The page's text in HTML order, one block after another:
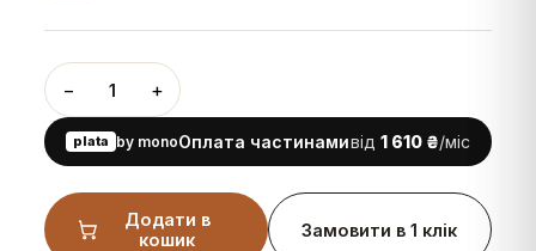
− 1 +
plata by monoОплата частинамивід 1 610 ₴/міс
Додати в
кошик
Замовити в 1 клік